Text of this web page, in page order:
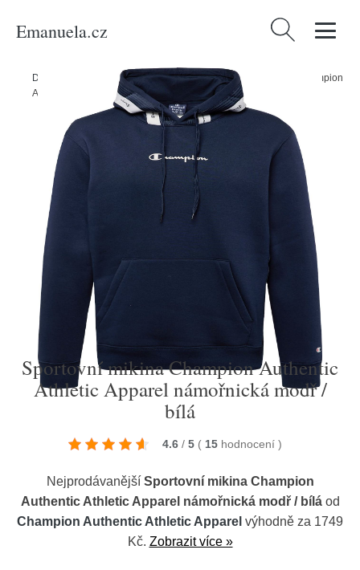
Emanuela.cz Vyhledávání
Domů Muži/Oblečení/Mikiny/Sportovní mikina Champion
Authentic Athletic Apparel námořnická modř / bílá
Sportovní mikina Champion Authentic
Athletic Apparel námořnická modř /
bílá
4.6 / 5 ( 15 hodnocení )
Nejprodávanější Sportovní mikina Champion
Authentic Athletic Apparel námořnická modř / bíláod
Champion Authentic Athletic Apparel výhodně za 1749
Kč. Zobrazit více »